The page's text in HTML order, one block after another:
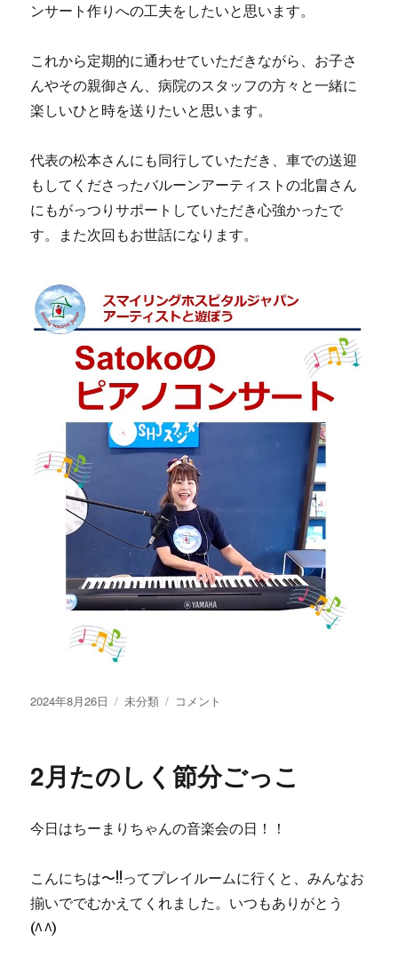
ンサート作りへの工夫をしたいと思います。
これから定期的に通わせていただきながら、お子さ
んやその親御さん、病院のスタッフの方々と一緒に
楽しいひと時を送りたいと思います。
代表の松本さんにも同行していただき、車での送迎
もしてくださったバルーンアーティストの北畠さん
にもがっつりサポートしていただき心強かったで
す。また次回もお世話になります。
投
2024年8月26日
カ
ー
未分類
ピ
ン
サ
ト
コメント
2月たのしく節分ごっこ
今日はちーまりちゃんの音楽会の日！！
こんにちは〜!!ってプレイルームに行くと、みんなお
揃いででむかえてくれました。いつもありがとう
(^^)